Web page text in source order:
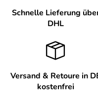
Schnelle Lieferung
DHL
Versand & Retoure in
kostenfrei